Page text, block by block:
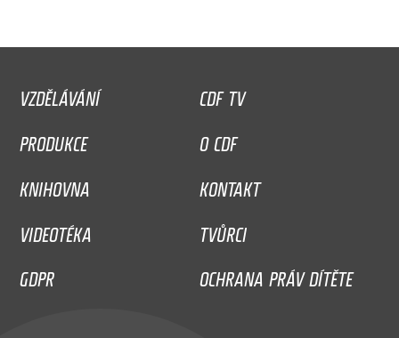
VZDĚLÁVÁNÍ
CDF TV
PRODUKCE
O CDF
KNIHOVNA
KONTAKT
VIDEOTÉKA
TVŮRCI
GDPR
OCHRANA PRÁV DÍTĚTE